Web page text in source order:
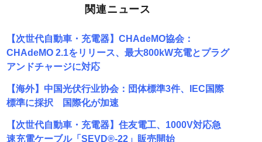
関連ニュース
【次世代自動車・充電器】CHAdeMO協会：
CHAdeMO 2.1をリリース、最大800kW充電とプラグ
アンドチャージに対応
【海外】中国光伏行业协会：団体標準3件、IEC国際
標準に採択 国際化が加速
【次世代自動車・充電器】住友電工、1000V対応急
速充電ケーブル「SEVD®-22」販売開始